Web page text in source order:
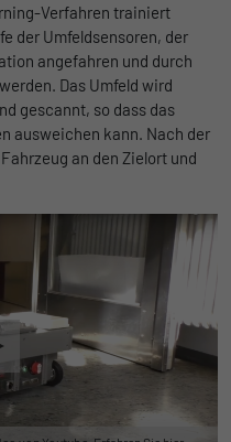
Verfahren trainiert
der Umfeldsensoren, der
angefahren und durch
Das Umfeld wird
gescannt, so dass das
ausweichen kann. Nach der
an den Zielort und